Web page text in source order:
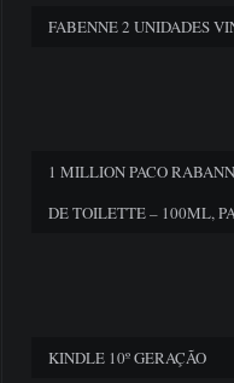
FABENNE 2 UNIDADES
1 MILLION PACO
DE TOILETTE – 100ML,
KINDLE 10º GERAÇÃO